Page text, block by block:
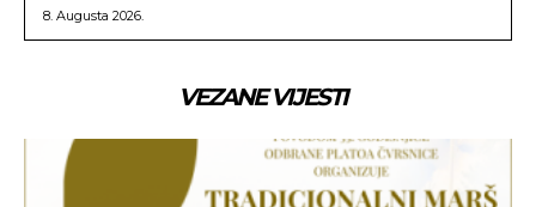
8. Augusta 2026.
VEZANE VIJESTI